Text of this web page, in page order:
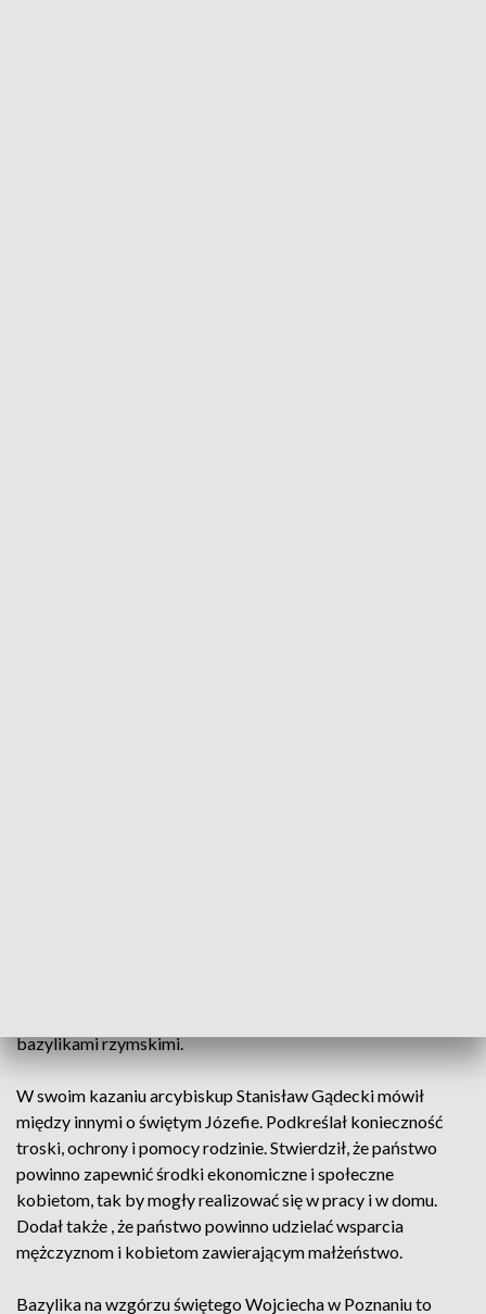
bazylikami rzymskimi.
W swoim kazaniu arcybiskup Stanisław Gądecki mówił
między innymi o świętym Józefie. Podkreślał konieczność
troski, ochrony i pomocy rodzinie. Stwierdził, że państwo
powinno zapewnić środki ekonomiczne i społeczne
kobietom, tak by mogły realizować się w pracy i w domu.
Dodał także , że państwo powinno udzielać wsparcia
mężczyznom i kobietom zawierającym małżeństwo.
Bazylika na wzgórzu świętego Wojciecha w Poznaniu to